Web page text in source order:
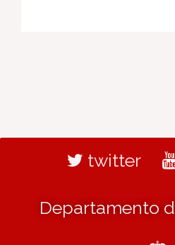
twitter
Departamento